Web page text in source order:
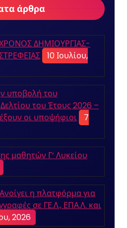
άρθρα
ΔΗΜΙΟΥΡΓΙΑΣ-
10 Ιουλίου,
υποβολή του
του Έτους 2026 –
οι υποψήφιοι
7
μαθητών Γ’ Λυκείου
η πλατφόρμα για
σε ΓΕ.Λ., ΕΠΑ.Λ. και
2026